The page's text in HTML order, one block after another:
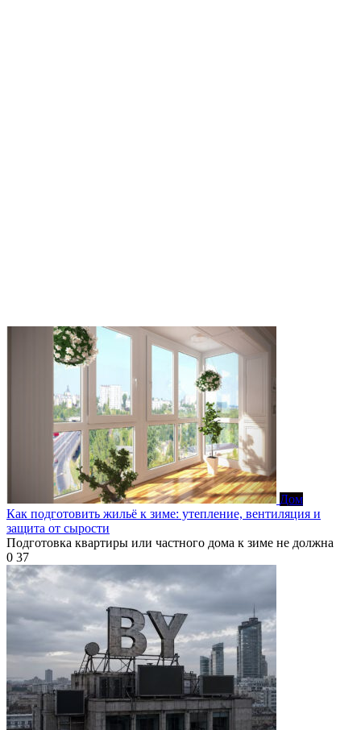
Дом
Как подготовить жильё к зиме: утепление, вентиляция и
защита от сырости
Подготовка квартиры или частного дома к зиме не должна
0 37